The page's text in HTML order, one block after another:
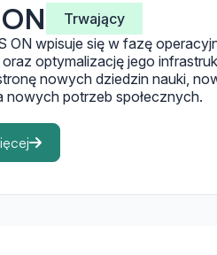
Trwający
ON wpisuje się w fazę
optymalizację jego
nowych dziedzin nauki,
nowych potrzeb społecznych.